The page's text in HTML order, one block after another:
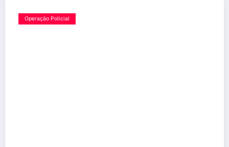
Operação Policial